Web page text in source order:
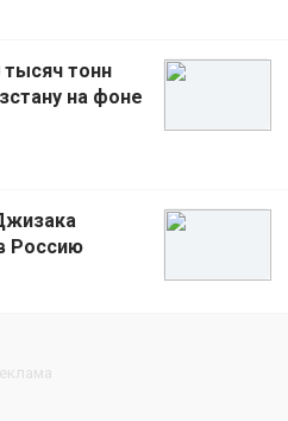
тысяч тонн
на фоне
Россию